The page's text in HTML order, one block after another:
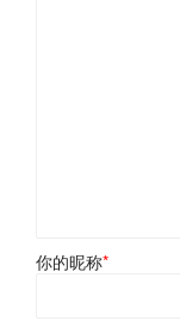
你的昵称*